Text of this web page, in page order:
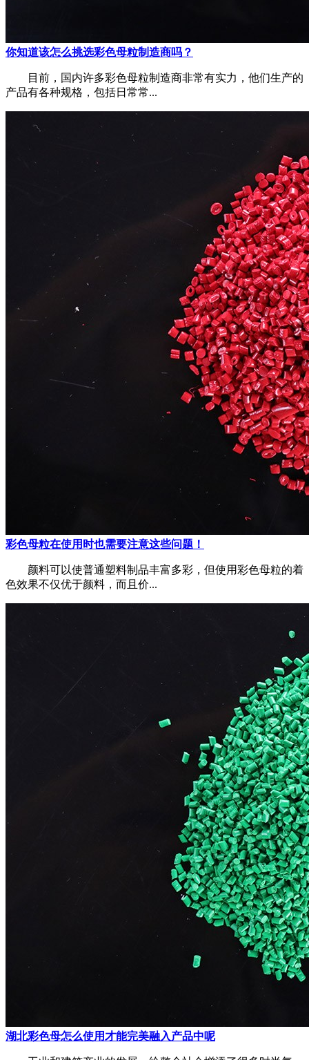
你知道该怎么挑选彩色母粒制造商吗？
目前，国内许多彩色母粒制造商非常有实力，他们生产的
产品有各种规格，包括日常常...
彩色母粒在使用时也需要注意这些问题！
颜料可以使普通塑料制品丰富多彩，但使用彩色母粒的着
色效果不仅优于颜料，而且价...
湖北彩色母怎么使用才能完美融入产品中呢